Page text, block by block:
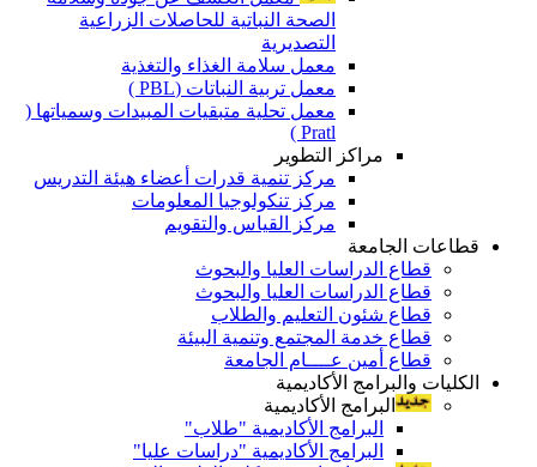
الصحة النباتية للحاصلات الزراعية
التصديرية
معمل سلامة الغذاء والتغذية
معمل تربية النباتات (PBL )
معمل تحلية متبقيات المبيدات وسمياتها (
Pratl )
مراكز التطوير
مركز تنمية قدرات أعضاء هيئة التدريس
مركز تنكولوجيا المعلومات
مركز القياس والتقويم
قطاعات الجامعة
قطاع الدراسات العليا والبحوث
قطاع الدراسات العليا والبحوث
قطاع شئون التعليم والطلاب
قطاع خدمة المجتمع وتنمية البيئة
قطاع أمين عــــام الجامعة
الكليات والبرامج الأكاديمية
البرامج الأكاديمية
البرامج الأكاديمية "طلاب"
البرامج الأكاديمية "دراسات عليا"